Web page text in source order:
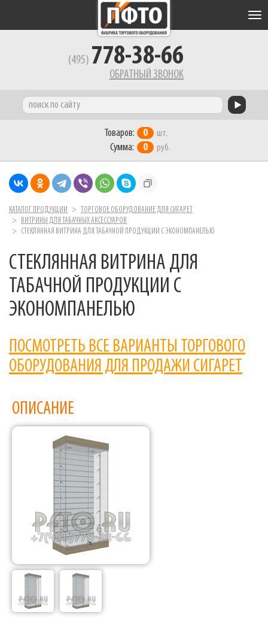
(495) 778-38-66
ОБРАТНЫЙ ЗВОНОК
Фабрика торгового оборудования
Товаров: 0 шт.
Сумма: 0 руб.
КАТАЛОГ ПРОДУКЦИИ
ТОРГОВОЕ ОБОРУДОВАНИЕ ДЛЯ СИГАРЕТ
ВИТРИНЫ ДЛЯ ТАБАЧНЫХ АКСЕССУАРОВ
СТЕКЛЯННАЯ ВИТРИНА ДЛЯ ТАБАЧНОЙ ПРОДУКЦИИ С ЭКОНОМПАНЕЛЬЮ
СТЕКЛЯННАЯ ВИТРИНА ДЛЯ
ТАБАЧНОЙ ПРОДУКЦИИ С
ЭКОНОМПАНЕЛЬЮ
ПОСМОТРЕТЬ ВСЕ ВАРИАНТЫ ТОРГОВОГО
ОБОРУДОВАНИЯ ДЛЯ ПРОДАЖИ СИГАРЕТ
ОПИСАНИЕ